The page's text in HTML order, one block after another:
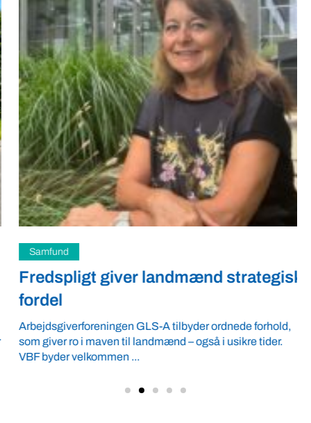
Samfund
Fredspligt giver landmænd strategisk
fordel
Arbejdsgiverforeningen GLS-A tilbyder ordnede forhold,
som giver ro i maven til landmænd – også i usikre tider.
VBF byder velkommen ...